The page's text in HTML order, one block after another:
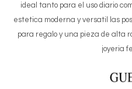
ideal tanto para el uso diario
estetica moderna y versatil las
para regalo y una pieza de alta
joyeria